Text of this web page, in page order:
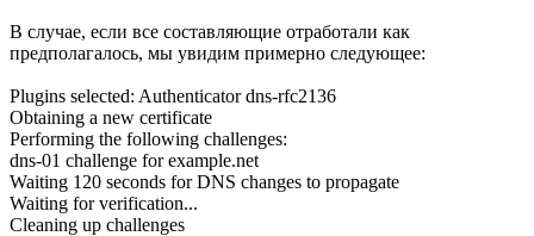
В случае, если все составляющие отработали как
предполагалось, мы увидим примерно следующее:
Plugins selected: Authenticator dns-rfc2136
Obtaining a new certificate
Performing the following challenges:
dns-01 challenge for example.net
Waiting 120 seconds for DNS changes to propagate
Waiting for verification...
Cleaning up challenges